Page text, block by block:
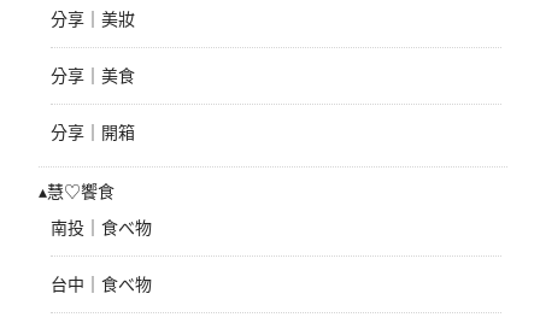
分享｜美妝
分享｜美食
分享｜開箱
▴慧♡饗食
南投｜食べ物
台中｜食べ物